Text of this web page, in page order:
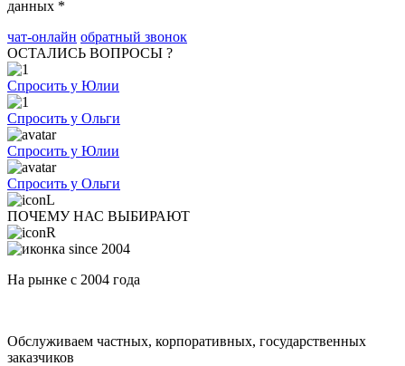
данных *
чат-онлайн обратный звонок
ОСТАЛИСЬ ВОПРОСЫ ?
Спросить у Юлии
Спросить у Ольги
Спросить у Юлии
Спросить у Ольги
ПОЧЕМУ НАС ВЫБИРАЮТ
На рынке с 2004 года
Обслуживаем частных, корпоративных, государственных
заказчиков